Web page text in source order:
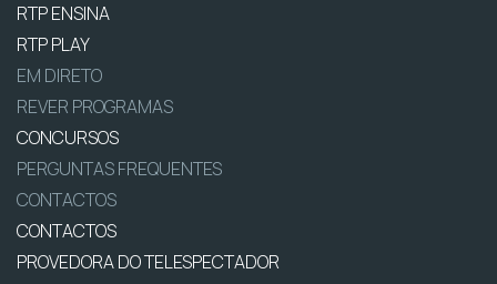
RTP ENSINA
RTP PLAY
EM DIRETO
REVER PROGRAMAS
CONCURSOS
PERGUNTAS FREQUENTES
CONTACTOS
CONTACTOS
PROVEDORA DO TELESPECTADOR